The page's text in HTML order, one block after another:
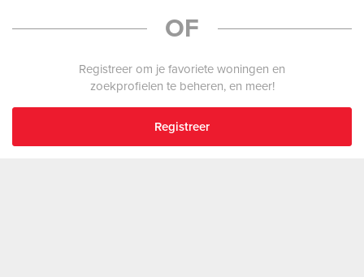
OF
Registreer om je favoriete woningen en
zoekprofielen te beheren, en meer!
Registreer